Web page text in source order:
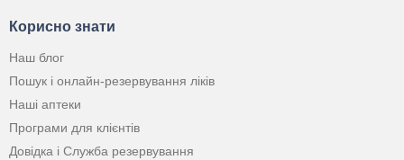
Корисно знати
Наш блог
Пошук і онлайн-резервування ліків
Наші аптеки
Програми для клієнтів
Довідка і Служба резервування